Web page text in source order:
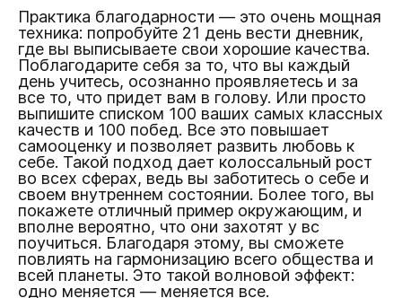
Практика благодарности — это очень мощная
техника: попробуйте 21 день вести дневник,
где вы выписываете свои хорошие качества.
Поблагодарите себя за то, что вы каждый
день учитесь, осознанно проявляетесь и за
все то, что придет вам в голову. Или просто
выпишите списком 100 ваших самых классных
качеств и 100 побед. Все это повышает
самооценку и позволяет развить любовь к
себе. Такой подход дает колоссальный рост
во всех сферах, ведь вы заботитесь о себе и
своем внутреннем состоянии. Более того, вы
покажете отличный пример окружающим, и
вполне вероятно, что они захотят у вс
поучиться. Благодаря этому, вы сможете
повлиять на гармонизацию всего общества и
всей планеты. Это такой волновой эффект:
одно меняется — меняется все.